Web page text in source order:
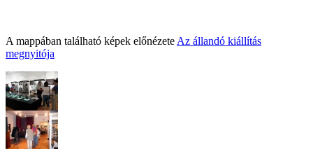
A mappában található képek előnézete Az állandó kiállítás
megnyitója